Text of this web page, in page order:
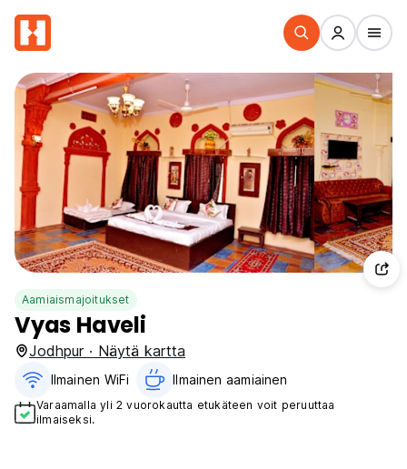
Aamiaismajoitukset
Vyas Haveli
Jodhpur · Näytä kartta
Ilmainen WiFi Ilmainen aamiainen‎
Varaamalla yli 2 vuorokautta etukäteen voit peruuttaa
ilmaiseksi.